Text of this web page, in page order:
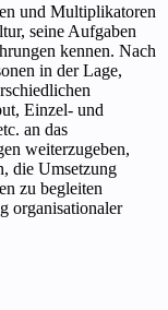
und Multiplikatoren
seine Aufgaben
kennen. Nach
in der Lage,
Einzel- und
an das
weiterzugeben,
die Umsetzung
zu begleiten
organisationaler